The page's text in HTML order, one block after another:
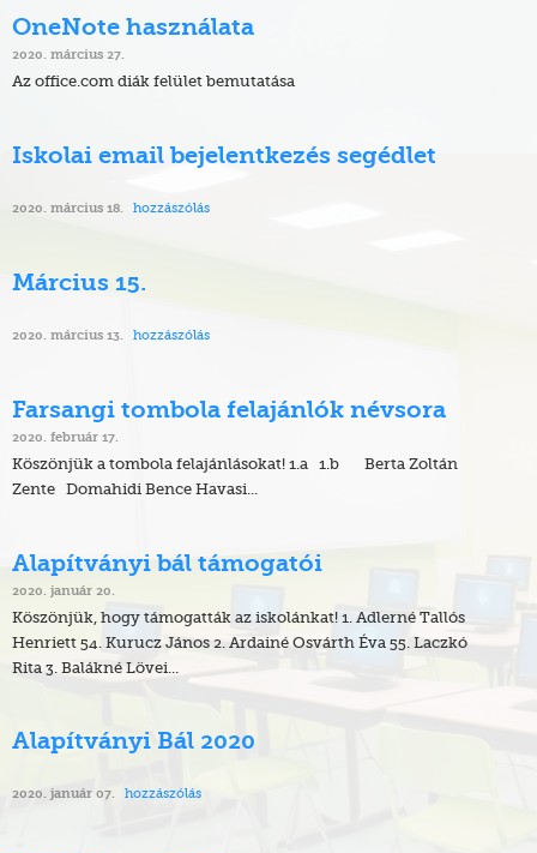
OneNote használata
2020. március 27.
Az office.com diák felület bemutatása
Iskolai email bejelentkezés segédlet
2020. március 18. hozzászólás
Március 15.
2020. március 13. hozzászólás
Farsangi tombola felajánlók névsora
2020. február 17.
Köszönjük a tombola felajánlásokat! 1.a 1.b Berta Zoltán
Zente Domahidi Bence Havasi...
Alapítványi bál támogatói
2020. január 20.
Köszönjük, hogy támogatták az iskolánkat! 1. Adlerné Tallós
Henriett 54. Kurucz János 2. Ardainé Osvárth Éva 55. Laczkó
Rita 3. Balákné Lövei...
Alapítványi Bál 2020
2020. január 07. hozzászólás